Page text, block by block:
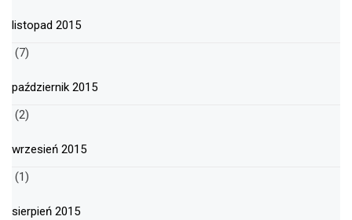
listopad 2015
(7)
październik 2015
(2)
wrzesień 2015
(1)
sierpień 2015